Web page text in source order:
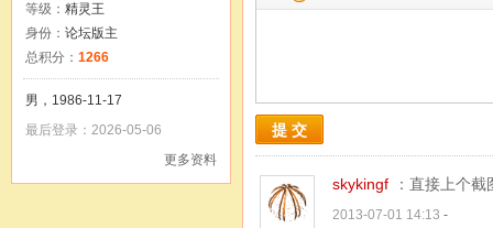
等级： 精灵王
身份： 论坛版主
总积分： 1266
男，1986-11-17
最后登录：2026-05-06
更多资料
提 交
skykingf ：直接上个
2013-07-01 14:13 -